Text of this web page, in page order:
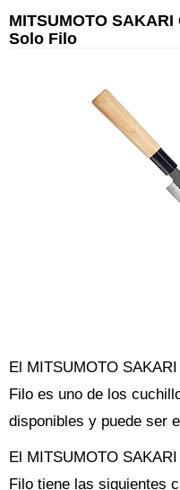
MITSUMOTO
Solo Filo
El MITSUMOTO
Filo es uno de los
disponibles y puede ser
El MITSUMOTO
Filo tiene las siguientes